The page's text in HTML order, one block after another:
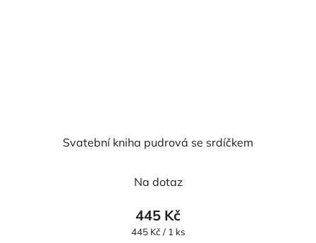
Svatební kniha pudrová se srdíčkem
Na dotaz
445 Kč
Měrná
445 Kč / 1 ks